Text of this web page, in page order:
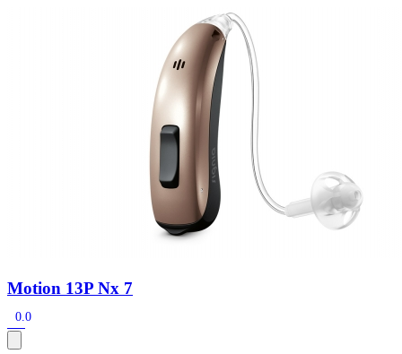
Signia Pure BCT IX Signia Silk IX
Audio Service R LI 7
Widex filters Filters
Domes
Signia Active Mini IX - Oplaadbaar
De Signia Active Mini IX is het nieuwste hoortoestel van Signia.
Motion 13P Nx 7
0.0